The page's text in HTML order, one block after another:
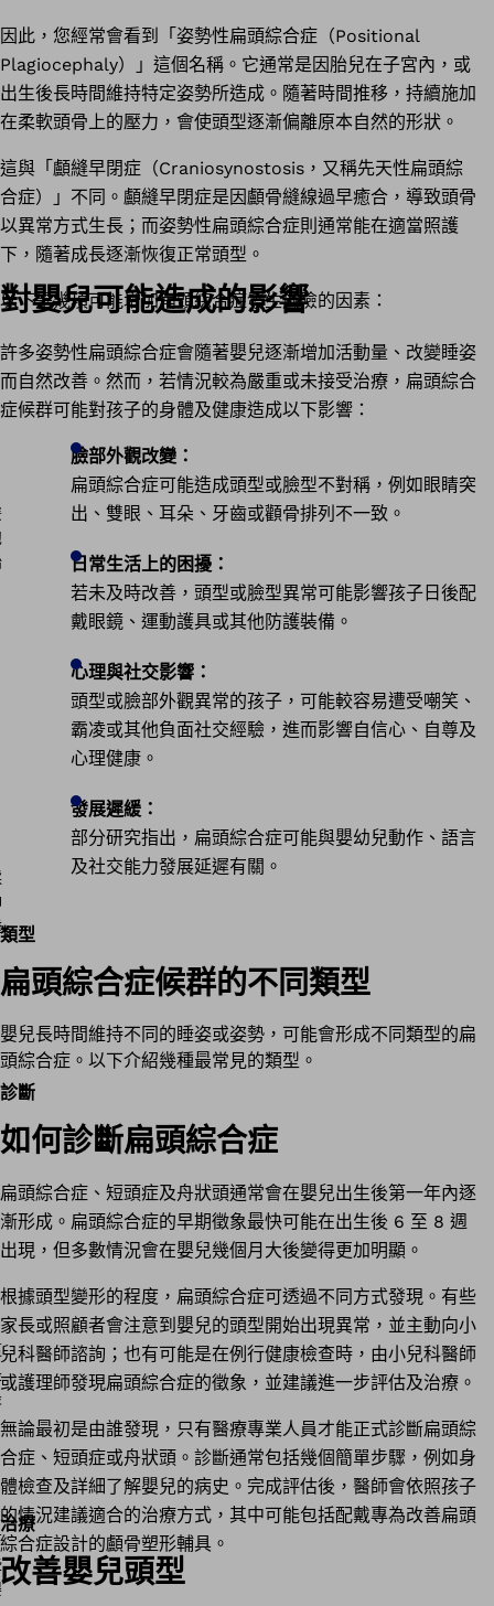
因此，您經常會看到「姿勢性扁頭綜合症（Positional
Plagiocephaly）」這個名稱。它通常是因胎兒在子宮內，或
出生後長時間維持特定姿勢所造成。隨著時間推移，持續施加
在柔軟頭骨上的壓力，會使頭型逐漸偏離原本自然的形狀。
這與「顱縫早閉症（Craniosynostosis，又稱先天性扁頭綜
合症）」不同。顱縫早閉症是因顱骨縫線過早癒合，導致頭骨
以異常方式生長；而姿勢性扁頭綜合症則通常能在適當照護
下，隨著成長逐漸恢復正常頭型。
以下是幾項可能增加扁頭綜合症發生風險的因素：
對嬰兒可能造成的影響
許多姿勢性扁頭綜合症會隨著嬰兒逐漸增加活動量、改變睡姿
而自然改善。然而，若情況較為嚴重或未接受治療，扁頭綜合
症候群可能對孩子的身體及健康造成以下影響：
臉部外觀改變：
扁頭綜合症可能造成頭型或臉型不對稱，例如眼睛突
出、雙眼、耳朵、牙齒或顴骨排列不一致。
日常生活上的困擾：
若未及時改善，頭型或臉型異常可能影響孩子日後配
戴眼鏡、運動護具或其他防護裝備。
心理與社交影響：
頭型或臉部外觀異常的孩子，可能較容易遭受嘲笑、
霸凌或其他負面社交經驗，進而影響自信心、自尊及
心理健康。
發展遲緩：
部分研究指出，扁頭綜合症可能與嬰幼兒動作、語言
及社交能力發展延遲有關。
類型
扁頭綜合症候群的不同類型
嬰兒長時間維持不同的睡姿或姿勢，可能會形成不同類型的扁
頭綜合症。以下介紹幾種最常見的類型。
診斷
如何診斷扁頭綜合症
扁頭綜合症、短頭症及舟狀頭通常會在嬰兒出生後第一年內逐
漸形成。扁頭綜合症的早期徵象最快可能在出生後 6 至 8 週
出現，但多數情況會在嬰兒幾個月大後變得更加明顯。
根據頭型變形的程度，扁頭綜合症可透過不同方式發現。有些
家長或照顧者會注意到嬰兒的頭型開始出現異常，並主動向小
兒科醫師諮詢；也有可能是在例行健康檢查時，由小兒科醫師
或護理師發現扁頭綜合症的徵象，並建議進一步評估及治療。
無論最初是由誰發現，只有醫療專業人員才能正式診斷扁頭綜
合症、短頭症或舟狀頭。診斷通常包括幾個簡單步驟，例如身
體檢查及詳細了解嬰兒的病史。完成評估後，醫師會依照孩子
的情況建議適合的治療方式，其中可能包括配戴專為改善扁頭
綜合症設計的顱骨塑形輔具。
治療
改善嬰兒頭型